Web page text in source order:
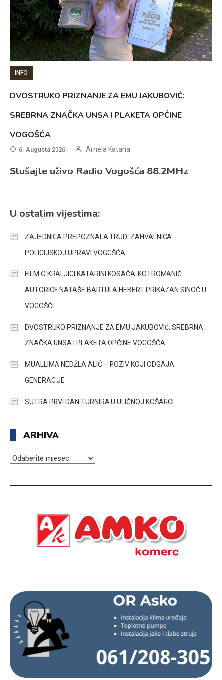
INFO
DVOSTRUKO PRIZNANJE ZA EMU JAKUBOVIĆ:
SREBRNA ZNAČKA UNSA I PLAKETA OPĆINE
VOGOŠĆA
6. Augusta 2026. Arnela Katana
Slušajte uživo Radio Vogošća 88.2MHz
U ostalim vijestima:
ZAJEDNICA PREPOZNALA TRUD: ZAHVALNICA
POLICIJSKOJ UPRAVI VOGOŠĆA
FILM O KRALJICI KATARINI KOSAČA-KOTROMANIĆ
AUTORICE NATAŠE BARTULA HEBERT PRIKAZAN SINOĆ U
VOGOŠĆI
DVOSTRUKO PRIZNANJE ZA EMU JAKUBOVIĆ: SREBRNA
ZNAČKA UNSA I PLAKETA OPĆINE VOGOŠĆA
MUALLIMA NEDŽLA ALIĆ – POZIV KOJI ODGAJA
GENERACIJE
SUTRA PRVI DAN TURNIRA U ULIČNOJ KOŠARCI
ARHIVA
ARHIVA